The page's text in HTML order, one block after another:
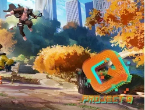
Liên hệ quảng cáo
0908 780 404